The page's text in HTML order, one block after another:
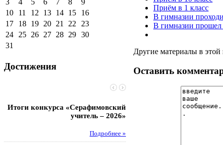
3
4 5 6 7 8
9
10
11 12 13 14 15
16
17
18 19 20 21 22 23
24 25 26 27 28 29 30
31
Достижения
Итоги конкурса «Серафимовский
учитель – 2026»
Подробнее »
Чебаненко Глеб стал
областных соревнований
Приём в 1 класс
В гимназии
В гимназии прошел
Другие материалы в этой
Оставить